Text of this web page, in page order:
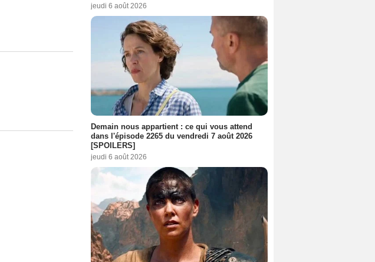
jeudi 6 août 2026
Demain nous appartient : ce qui vous attend
dans l'épisode 2265 du vendredi 7 août 2026
[SPOILERS]
jeudi 6 août 2026